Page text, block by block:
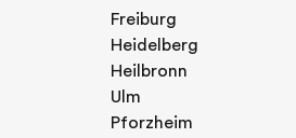
Freiburg
Heidelberg
Heilbronn
Ulm
Pforzheim